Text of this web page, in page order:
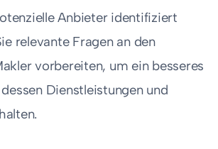
Anbieter identifiziert
relevante Fragen an den
vorbereiten, um ein besseres
Dienstleistungen und